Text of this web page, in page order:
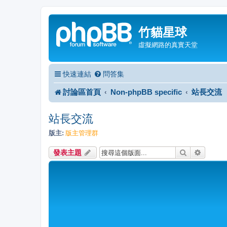
竹貓星球
虛擬網路的真實天堂
快速連結 問答集
討論區首頁 Non-phpBB specific 站長交流
站長交流
版主: 版主管理群
發表主題 搜尋